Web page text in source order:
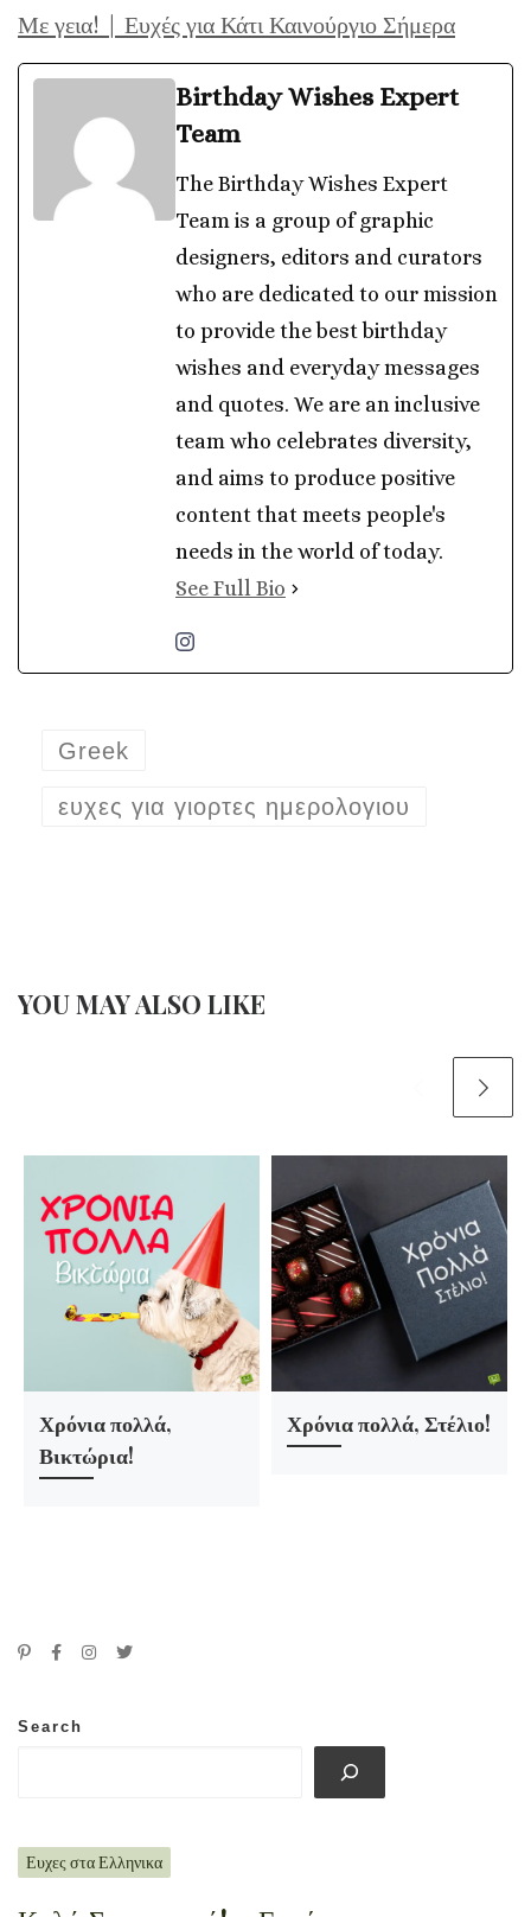
Με γεια! | Ευχές για Κάτι Καινούργιο Σήμερα
Birthday Wishes Expert
Team
The Birthday Wishes Expert
Team is a group of graphic
designers, editors and curators
who are dedicated to our mission
to provide the best birthday
wishes and everyday messages
and quotes. We are an inclusive
team who celebrates diversity,
and aims to produce positive
content that meets people's
needs in the world of today.
See Full Bio
Greek
ευχες για γιορτες ημερολογιου
YOU MAY ALSO LIKE
Χρόνια πολλά,
Βικτώρια!
Χρόνια πολλά, Στέλιο!
Search
Ευχες στα Ελληνικα